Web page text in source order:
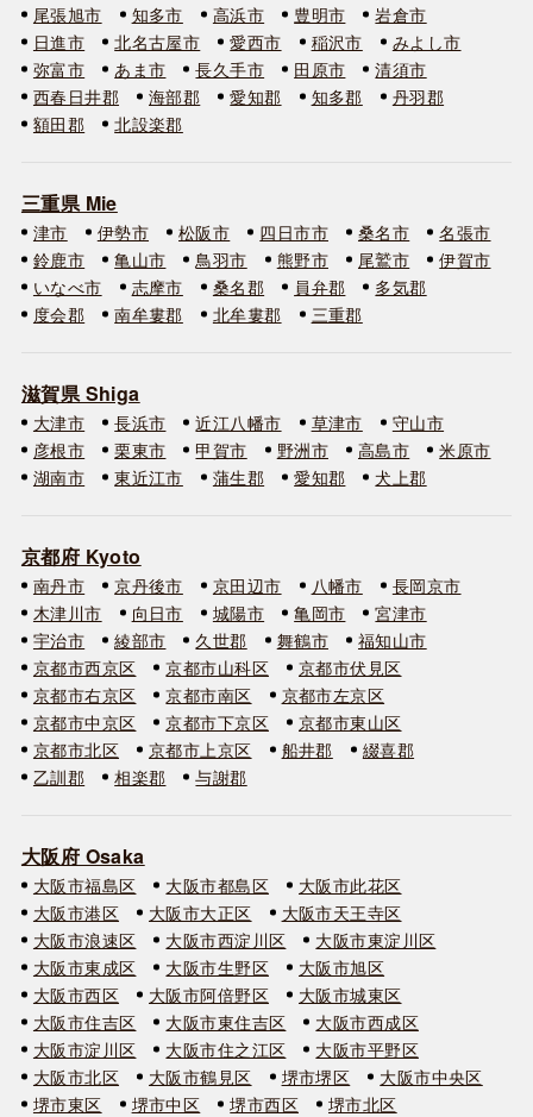
尾張旭市
知多市 高浜市 豊明市
岩倉市
日進市
北名古屋市 愛西市 稲沢市
みよし市
弥富市
あま市 長久手市 田原市
清須市
西春日井郡
海部郡 愛知郡 知多郡
丹羽郡
額田郡
北設楽郡
三重県 Mie
津市 伊勢市 松阪市 四日市市 桑名市
名張市
鈴鹿市
亀山市 鳥羽市 熊野市 尾鷲市
伊賀市
いなべ市
志摩市 桑名郡 員弁郡
多気郡
度会郡
南牟婁郡 北牟婁郡 三重郡
滋賀県 Shiga
大津市 長浜市 近江八幡市 草津市
守山市
彦根市
栗東市 甲賀市 野洲市 高島市
米原市
湖南市
東近江市 蒲生郡 愛知郡 犬上郡
京都府 Kyoto
南丹市 京丹後市 京田辺市 八幡市
長岡京市
木津川市
向日市 城陽市 亀岡市
宮津市
宇治市
綾部市 久世郡 舞鶴市
福知山市
京都市西京区
京都市山科区
京都市伏見区
京都市右京区
京都市南区
京都市左京区
京都市中京区
京都市下京区
京都市東山区
京都市北区
京都市上京区 船井郡
綴喜郡
乙訓郡
相楽郡 与謝郡
大阪府 Osaka
大阪市福島区 大阪市都島区
大阪市此花区
大阪市港区
大阪市大正区
大阪市天王寺区
大阪市浪速区
大阪市西淀川区
大阪市東淀川区
大阪市東成区
大阪市生野区
大阪市旭区
大阪市西区
大阪市阿倍野区
大阪市城東区
大阪市住吉区
大阪市東住吉区
大阪市西成区
大阪市淀川区
大阪市住之江区
大阪市平野区
大阪市北区
大阪市鶴見区 堺市堺区
大阪市中央区
堺市東区
堺市中区 堺市西区
堺市北区